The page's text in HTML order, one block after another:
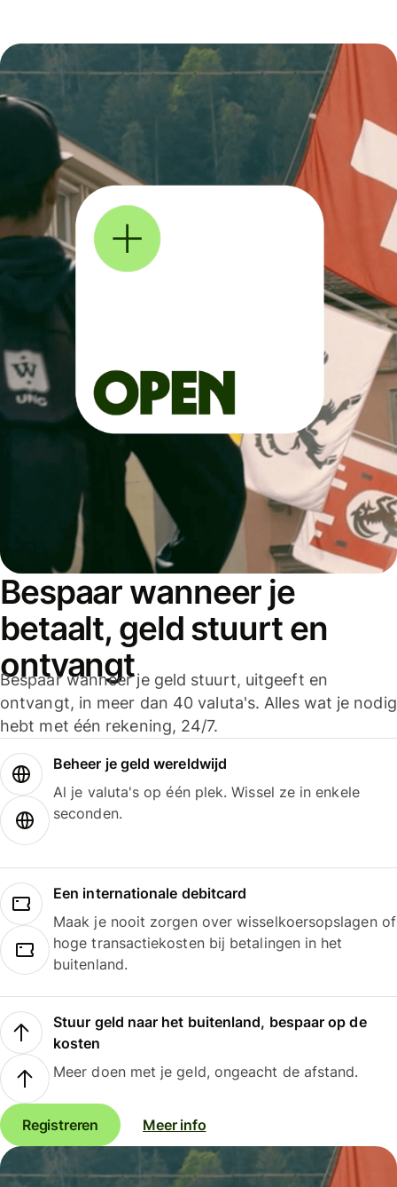
Bespaar wanneer je
betaalt, geld stuurt en
ontvangt
Bespaar wanneer je geld stuurt, uitgeeft en
ontvangt, in meer dan 40 valuta's. Alles wat je nodig
hebt met één rekening, 24/7.
Beheer je geld wereldwijd
Al je valuta's op één plek. Wissel ze in enkele
seconden.
Een internationale debitcard
Maak je nooit zorgen over wisselkoersopslagen of
hoge transactiekosten bij betalingen in het
buitenland.
Stuur geld naar het buitenland, bespaar op de
kosten
Meer doen met je geld, ongeacht de afstand.
Registreren Meer info